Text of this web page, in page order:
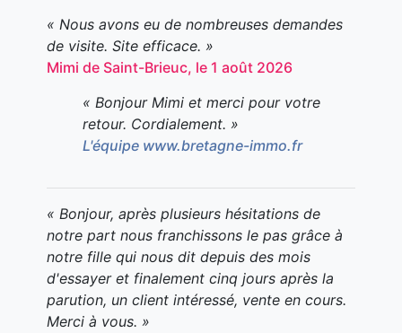
« Nous avons eu de nombreuses demandes
de visite. Site efficace. »
Mimi de Saint-Brieuc, le 1 août 2026
« Bonjour Mimi et merci pour votre
retour. Cordialement. »
L'équipe www.bretagne-immo.fr
« Bonjour, après plusieurs hésitations de
notre part nous franchissons le pas grâce à
notre fille qui nous dit depuis des mois
d'essayer et finalement cinq jours après la
parution, un client intéressé, vente en cours.
Merci à vous. »